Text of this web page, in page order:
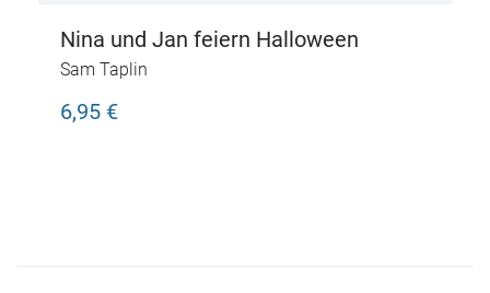
Nina und Jan feiern Halloween
Sam Taplin
6,95 €